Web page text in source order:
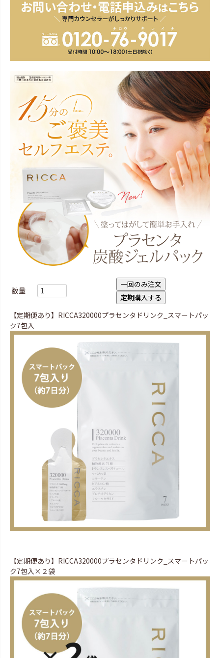
数量
一回のみ注文
定期購入する
【定期便あり】RICCA320000プラセンタドリンク_スマートパッ
ク7包入
【定期便あり】RICCA320000プラセンタドリンク_スマートパッ
ク7包入×２袋